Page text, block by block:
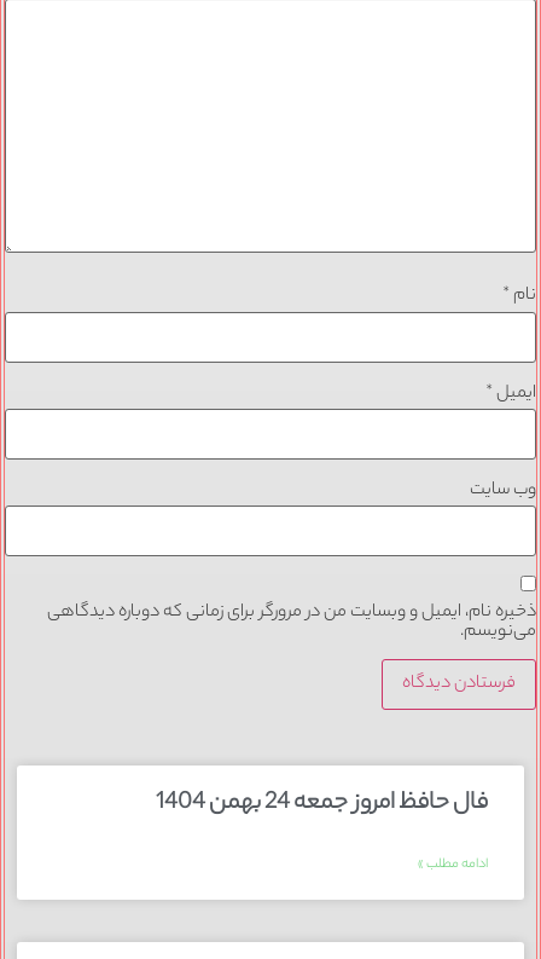
نام *
ایمیل*
وب‌ سایت
ذخیره نام، ایمیل و وبسایت من در مرورگر برای زمانی که دوباره دیدگاهی
می‌نویسم.
فال حافظ امروز جمعه 24 بهمن 1404
ادامه مطلب »